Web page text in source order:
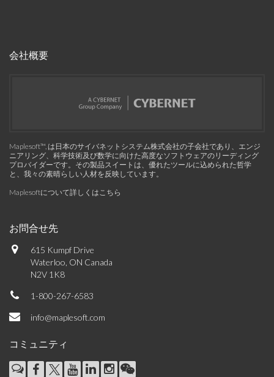
会社概要
Maplesoft™, は日本のサイバネットシステム株式会社の子会社であり、エンジ
ニアリング、科学技術及び数学に向けた高度なソフトウェアのリーディング
プロバイダーです。その製品スイートは、優れたツールに込められた哲学
と、我々の素晴らしい人材を反映しています。
Maplesoftについて詳しくはこちら
お問合せ先
615 Kumpf Drive
Waterloo, ON Canada
N2V 1K8
1-800-267-6583
info@maplesoft.com
コミュニティ